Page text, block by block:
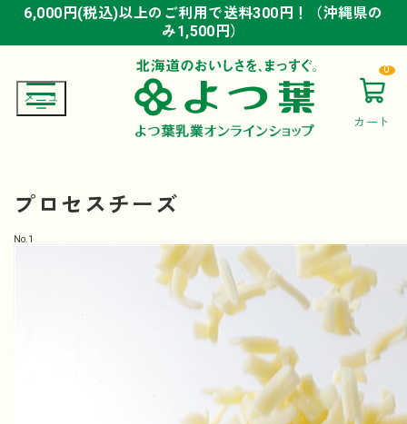
6,000円(税込)以上のご利用で送料300円！（沖縄県の
み1,500円）
6,000円(税込)以上のご利用で送料300円！（沖縄県の
み1,500円）
6,000円(税込)以上のご利用で送料300円！（沖縄県の
み1,500円）
カート
0
プロセスチーズ
No. 1